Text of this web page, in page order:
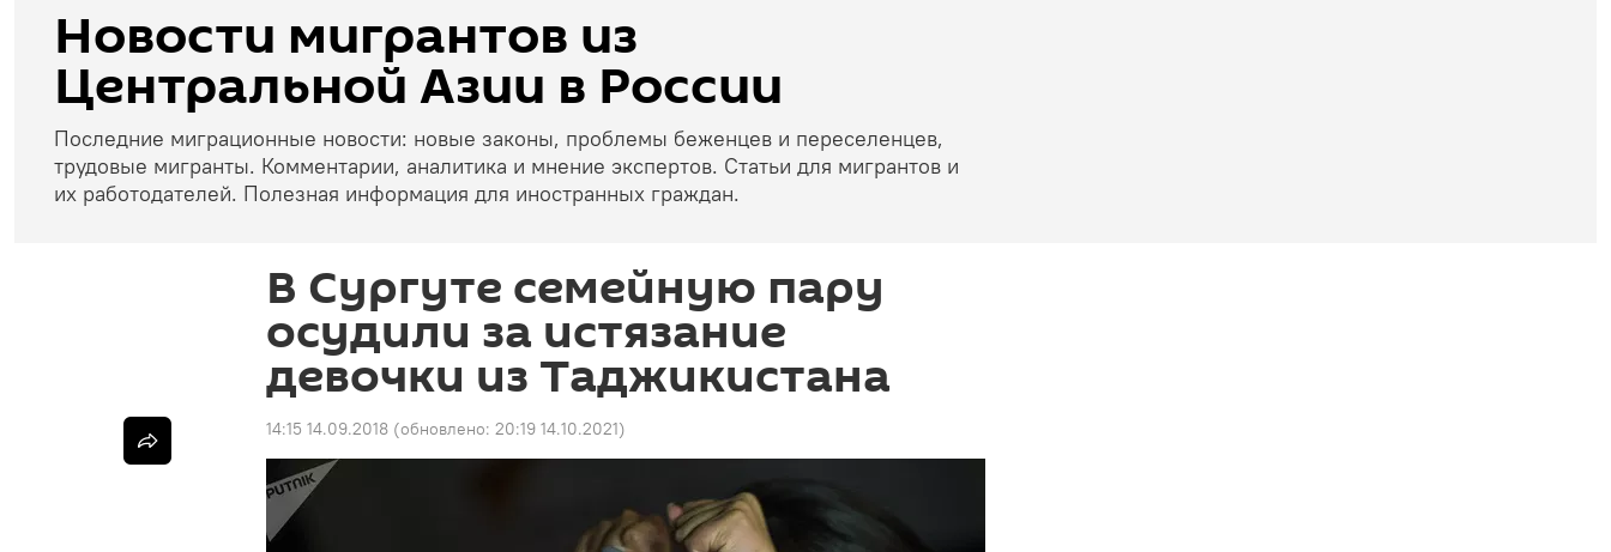
Новости мигрантов из
Центральной Азии в России
Последние миграционные новости: новые законы, проблемы беженцев и переселенцев,
трудовые мигранты. Комментарии, аналитика и мнение экспертов. Статьи для мигрантов и
их работодателей. Полезная информация для иностранных граждан.
В Сургуте семейную пару
осудили за истязание
девочки из Таджикистана
14:15 14.09.2018 (обновлено: 20:19 14.10.2021)